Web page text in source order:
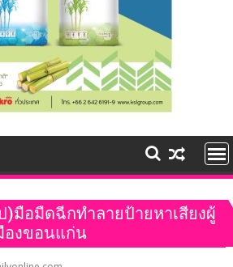
มือมืดฉีกทำลายป้ายหาเสียงผู้
องขอนแก่น